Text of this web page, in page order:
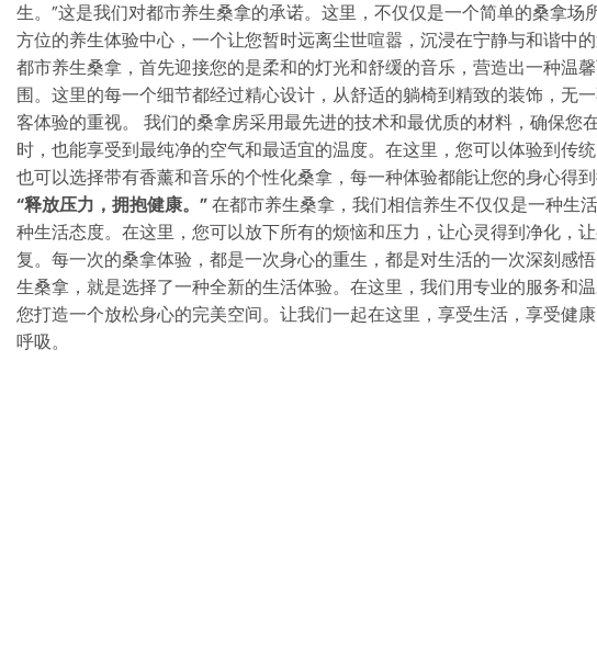
生。”这是我们对都市养生桑拿的承诺。这里，不仅仅是一个简单的桑拿场
方位的养生体验中心，一个让您暂时远离尘世喧嚣，沉浸在宁静与和谐中
都市养生桑拿，首先迎接您的是柔和的灯光和舒缓的音乐，营造出一种温
围。这里的每一个细节都经过精心设计，从舒适的躺椅到精致的装饰，无
客体验的重视。 我们的桑拿房采用最先进的技术和最优质的材料，确保您
时，也能享受到最纯净的空气和最适宜的温度。在这里，您可以体验到传统
也可以选择带有香薰和音乐的个性化桑拿，每一种体验都能让您的身心得到
“释放压力，拥抱健康。”在都市养生桑拿，我们相信养生不仅仅是一种生
种生活态度。在这里，您可以放下所有的烦恼和压力，让心灵得到净化，
复。每一次的桑拿体验，都是一次身心的重生，都是对生活的一次深刻感
生桑拿，就是选择了一种全新的生活体验。在这里，我们用专业的服务和
您打造一个放松身心的完美空间。让我们一起在这里，享受生活，享受健
呼吸。